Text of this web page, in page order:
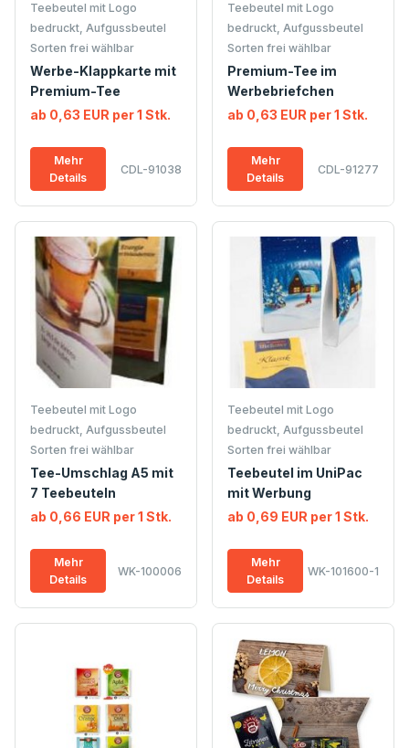
Teebeutel mit Logo
bedruckt, Aufgussbeutel
Sorten frei wählbar
Werbe-Klappkarte mit
Premium-Tee
ab 0,63 EUR per 1 Stk.
Mehr
Details
CDL-91038
Teebeutel mit Logo
bedruckt, Aufgussbeutel
Sorten frei wählbar
Premium-Tee im
Werbebriefchen
ab 0,63 EUR per 1 Stk.
Mehr
Details
CDL-91277
Teebeutel mit Logo
bedruckt, Aufgussbeutel
Sorten frei wählbar
Tee-Umschlag A5 mit
7 Teebeuteln
ab 0,66 EUR per 1 Stk.
Mehr
Details
WK-100006
Teebeutel mit Logo
bedruckt, Aufgussbeutel
Sorten frei wählbar
Teebeutel im UniPac
mit Werbung
ab 0,69 EUR per 1 Stk.
Mehr
Details
WK-101600-1